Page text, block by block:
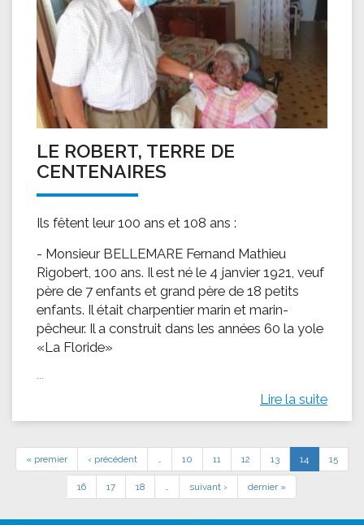
LE ROBERT, TERRE DE
CENTENAIRES
Ils fêtent leur 100 ans et 108 ans :
- Monsieur BELLEMARE Fernand Mathieu
Rigobert, 100 ans. Il est né le 4 janvier 1921, veuf
père de 7 enfants et grand père de 18 petits
enfants. Il était charpentier marin et marin-
pêcheur. Il a construit dans les années 60 la yole
«La Floride»
...
Lire la suite
« premier ‹ précédent … 10 11 12 13 14 15
16 17 18 … suivant › dernier »